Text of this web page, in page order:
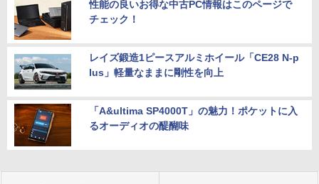
性能の良いお得な中古PC情報はこのページで
チェック！
レイズ鍛造1ピースアルミホイール「CE28 N-p
lus」軽量なままに剛性を向上
「A&ultima SP4000T」の魅力！ポケットに入
るオーディオの醍醐味